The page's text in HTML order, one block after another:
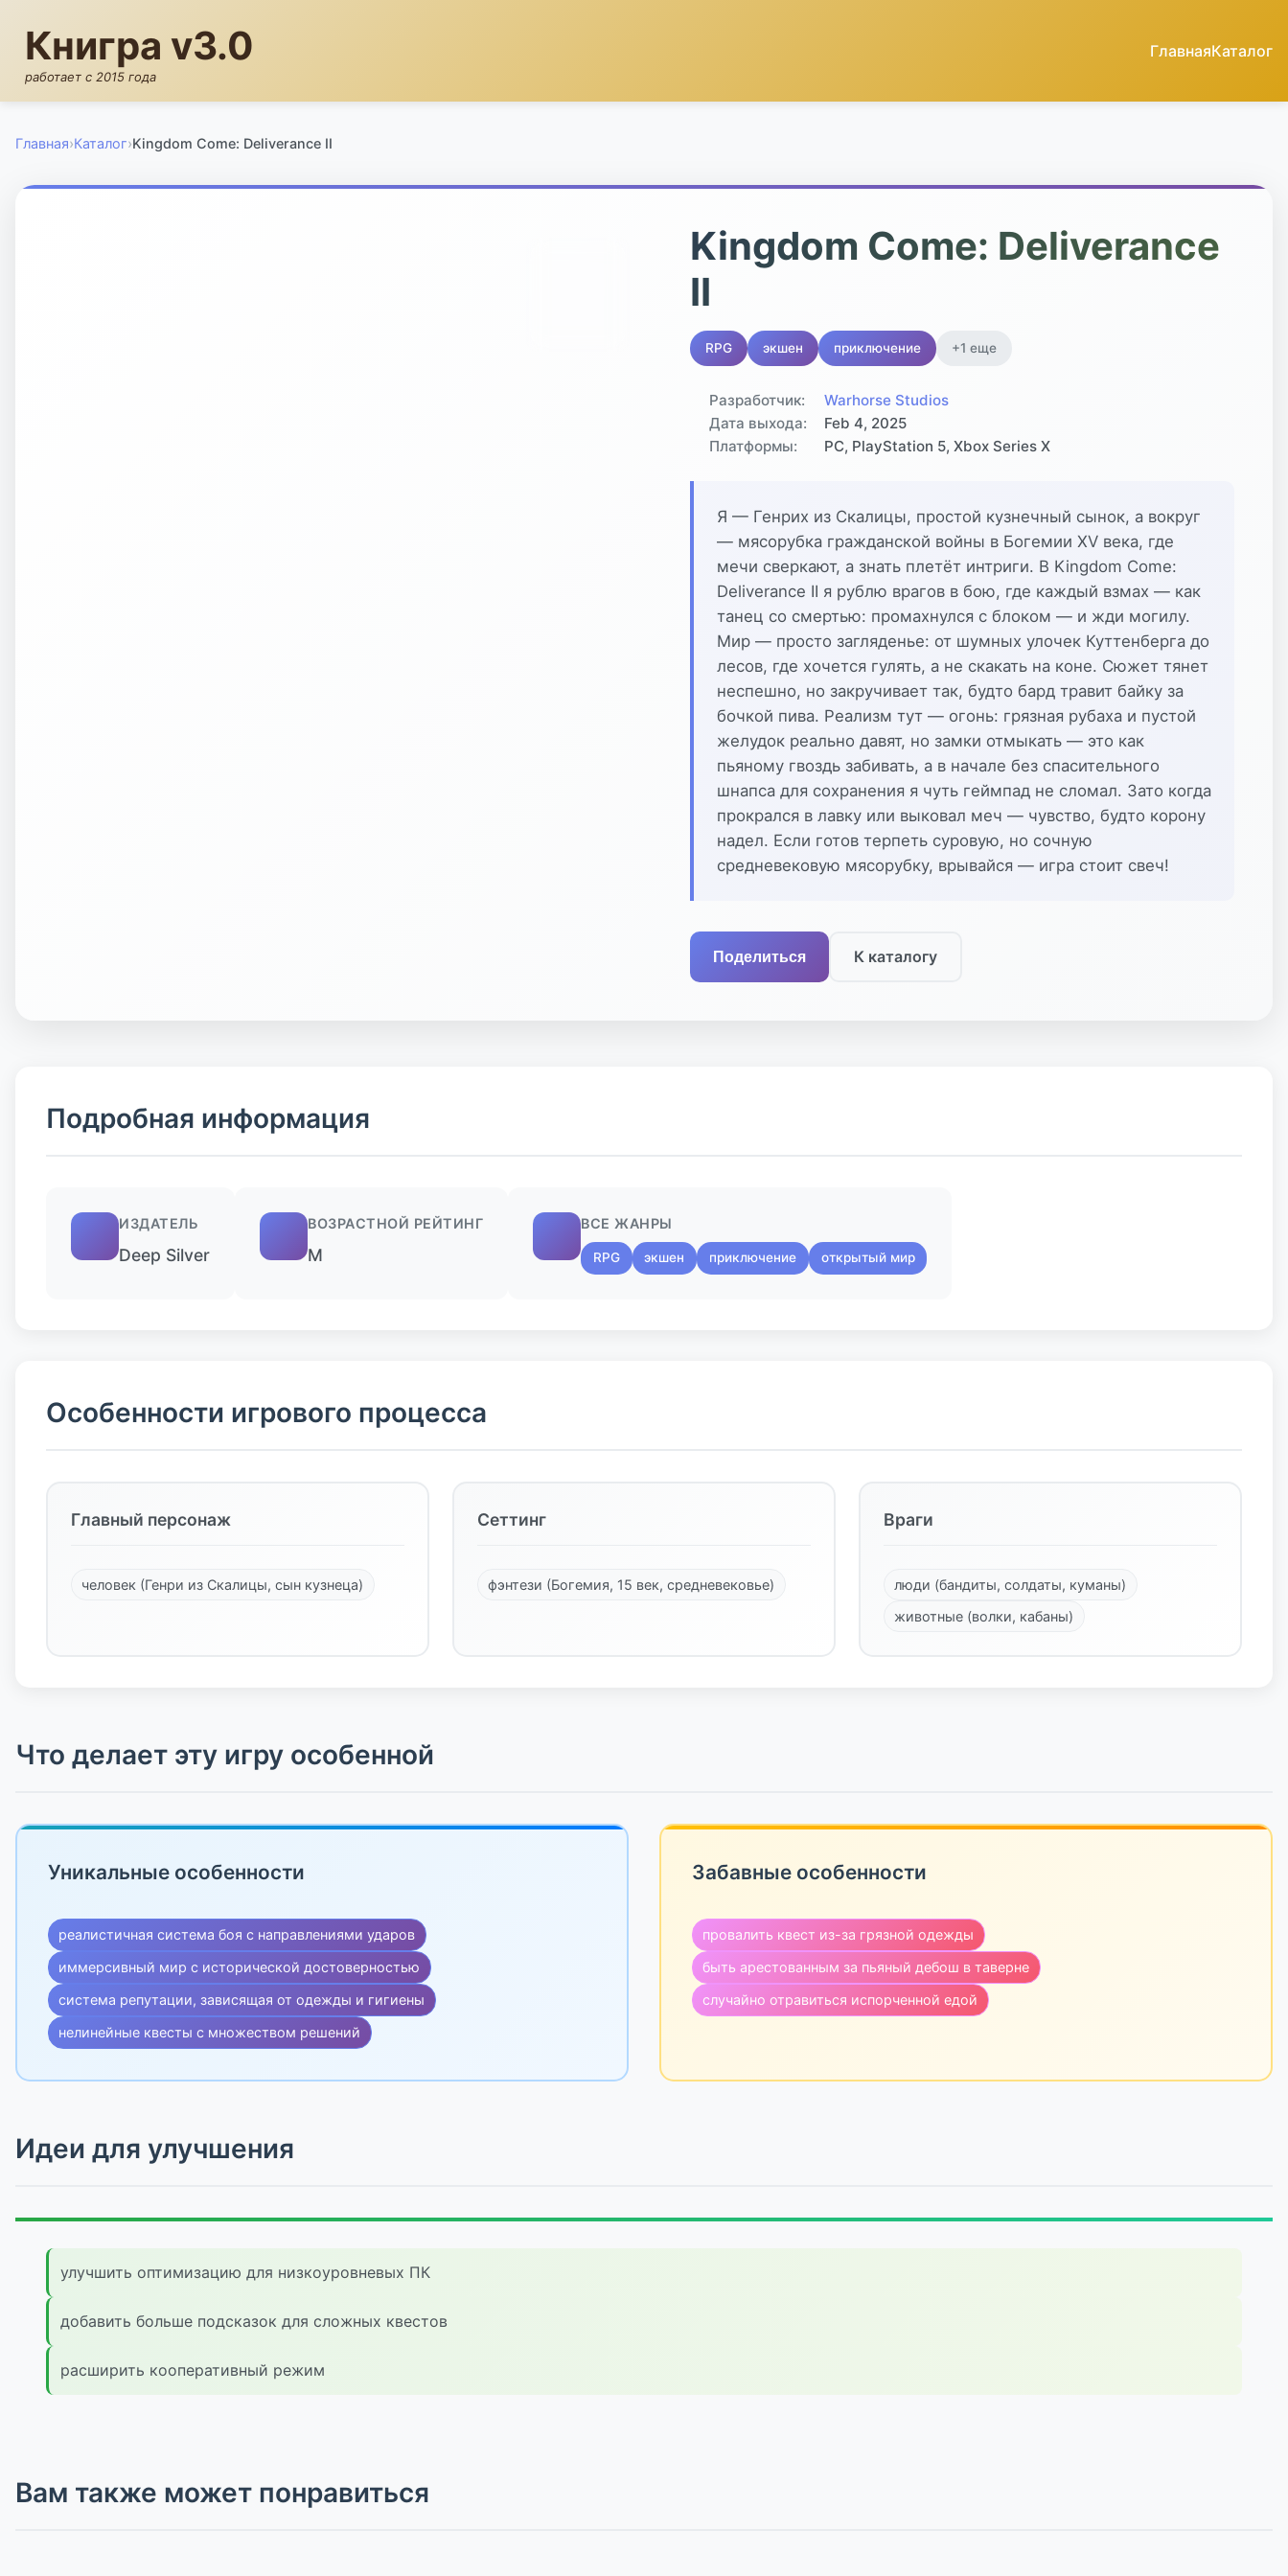
Книгра v3.0
работает с 2015 года
ГлавнаяКаталог
Главная›Каталог›Kingdom Come: Deliverance II
Kingdom Come: Deliverance
II
RPG экшен приключение +1 еще
Разработчик:
Warhorse Studios
Дата выхода:
Feb 4, 2025
Платформы:
PC, PlayStation 5, Xbox Series X
Я — Генрих из Скалицы, простой кузнечный сынок, а вокруг
— мясорубка гражданской войны в Богемии XV века, где
мечи сверкают, а знать плетёт интриги. В Kingdom Come:
Deliverance II я рублю врагов в бою, где каждый взмах — как
танец со смертью: промахнулся с блоком — и жди могилу.
Мир — просто загляденье: от шумных улочек Куттенберга до
лесов, где хочется гулять, а не скакать на коне. Сюжет тянет
неспешно, но закручивает так, будто бард травит байку за
бочкой пива. Реализм тут — огонь: грязная рубаха и пустой
желудок реально давят, но замки отмыкать — это как
пьяному гвоздь забивать, а в начале без спасительного
шнапса для сохранения я чуть геймпад не сломал. Зато когда
прокрался в лавку или выковал меч — чувство, будто корону
надел. Если готов терпеть суровую, но сочную
средневековую мясорубку, врывайся — игра стоит свеч!
Поделиться К каталогу
Подробная информация
ИЗДАТЕЛЬ
Deep Silver
ВОЗРАСТНОЙ РЕЙТИНГ
M
ВСЕ ЖАНРЫ
RPG экшен приключение открытый мир
Особенности игрового процесса
Главный персонаж
человек (Генри из Скалицы, сын кузнеца)
Сеттинг
фэнтези (Богемия, 15 век, средневековье)
Враги
люди (бандиты, солдаты, куманы)
животные (волки, кабаны)
Что делает эту игру особенной
Уникальные особенности
реалистичная система боя с направлениями ударов
иммерсивный мир с исторической достоверностью
система репутации, зависящая от одежды и гигиены
нелинейные квесты с множеством решений
Забавные особенности
провалить квест из-за грязной одежды
быть арестованным за пьяный дебош в таверне
случайно отравиться испорченной едой
Идеи для улучшения
улучшить оптимизацию для низкоуровневых ПК
добавить больше подсказок для сложных квестов
расширить кооперативный режим
Вам также может понравиться